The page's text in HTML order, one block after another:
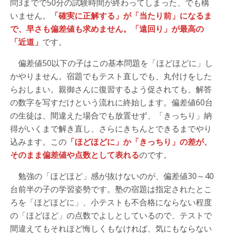
問3までで50分の試験時間が終わってしまった、でも構
いません。
「確実に正解する」が「当たり前」になるま
で、早さも偏差値も求めません。「遠回り」が最高の
「近道」 です。
偏差値50以下の子はこの基本問題を「ほどほどに」し
かやりません。宿題でもテスト直しでも、丸付けをした
らおしまい。親御さんに復習するよう促されても、解答
の数字を写すだけという流れに終始します。偏差値60台
の生徒は、間違えた場合でも放置せず、「きっちり」納
得がいくまで解き直し、さらにきちんとできるまでやり
込みます。この 「ほどほどに」か「きっちり」の差が、
そのまま偏差値や点数として表れるのです。
勉強の「ほどほど」感が抜けないのが、偏差値30～40
台前半の子の学習姿勢です。塾の宿題は指定されたとこ
ろを「ほどほどに」、小テストも不合格にならない程度
の「ほどほど」の点数でよしとしているので、テストで
間違えてもそれほど悔しくもなければ、気にもならない